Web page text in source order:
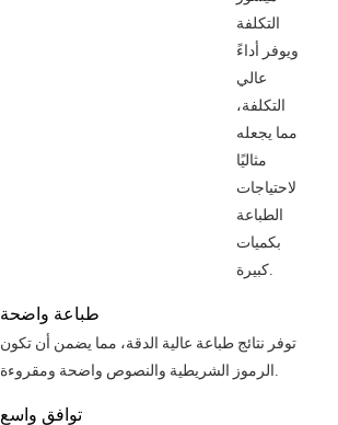
التكلفة
ويوفر أداءً
عالي
التكلفة،
مما يجعله
مثاليًا
لاحتياجات
الطباعة
بكميات
كبيرة.
طباعة واضحة
توفر نتائج طباعة عالية الدقة، مما يضمن أن تكون
الرموز الشريطية والنصوص واضحة ومقروءة.
توافق واسع